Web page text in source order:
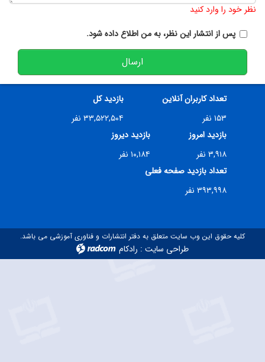
نظر خود را وارد کنید
پس از انتشار این نظر، به من اطلاع داده شود.
ارسال
تعداد کاربران آنلاین
۱۵۳ نفر
بازدید کل
۳۳,۵۲۲,۵۰۴ نفر
بازدید امروز
۳,۹۱۸ نفر
بازدید دیروز
۱۰,۱۸۴ نفر
تعداد بازدید صفحه فعلی
۳۹۳,۹۹۸ نفر
کلیه حقوق این وب سایت متعلق به دفتر انتشارات و فناوری آموزشی می باشد.
طراحی سایت : رادکام radcom